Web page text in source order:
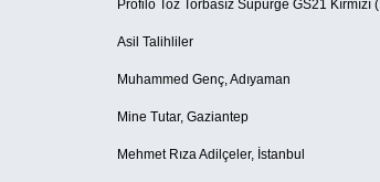
Profilo Toz Torbasız Süpürge GS21 Kırmızı
Asil Talihliler
Muhammed Genç, Adıyaman
Mine Tutar, Gaziantep
Mehmet Rıza Adilçeler, İstanbul